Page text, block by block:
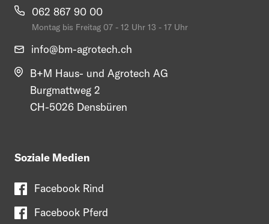
062 867 90 00
Montag bis Freitag 07 - 12 Uhr 13 - 17 Uhr
info@bm-agrotech.ch
B+M Haus- und Agrotech AG
Burgmattweg 2
CH-5026 Densbüren
Soziale Medien
Facebook Rind
Facebook Pferd